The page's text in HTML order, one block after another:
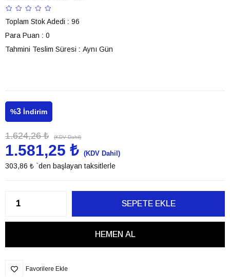
Toplam Stok Adedi : 96
Para Puan : 0
Tahmini Teslim Süresi : Aynı Gün
%3 İndirim
1.624,26 ₺ (KDV Dahil)
1.581,25 ₺ (KDV Dahil)
303,86 ₺ `den başlayan taksitlerle
Favorilere Ekle